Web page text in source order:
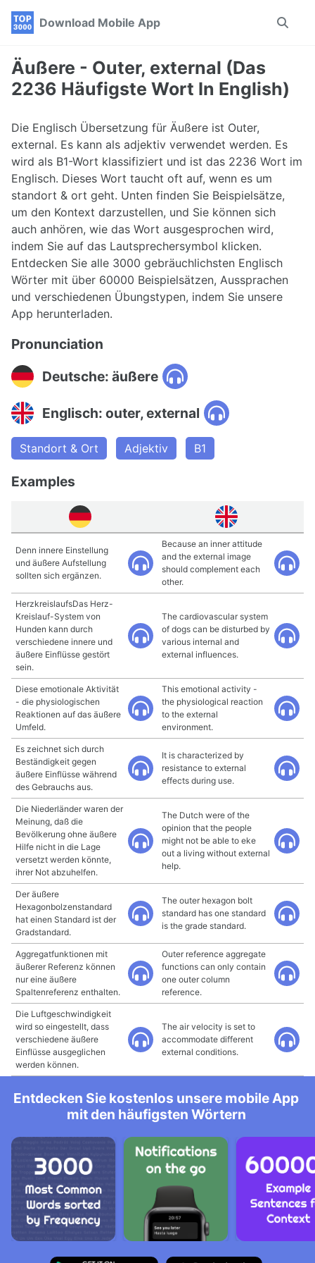
Skip
navigation
Skip
Skip
Download Mobile App
Toggle
Äußere - Outer, external (Das
2236 Häufigste Wort In English)
Die Englisch Übersetzung für Äußere ist Outer,
external. Es kann als adjektiv verwendet werden. Es
wird als B1-Wort klassifiziert und ist das 2236 Wort im
Englisch. Dieses Wort taucht oft auf, wenn es um
standort & ort geht. Unten finden Sie Beispielsätze,
um den Kontext darzustellen, und Sie können sich
auch anhören, wie das Wort ausgesprochen wird,
indem Sie auf das Lautsprechersymbol klicken.
Entdecken Sie alle 3000 gebräuchlichsten Englisch
Wörter mit über 60000 Beispielsätzen, Aussprachen
und verschiedenen Übungstypen, indem Sie unsere
App herunterladen.
Pronunciation
Deutsche: äußere
Englisch: outer, external
Standort & Ort Adjektiv B1
Examples
Denn innere Einstellung
und äußere Aufstellung
sollten sich ergänzen.
Because an inner attitude
and the external image
should complement each
other.
HerzkreislaufsDas Herz-
Kreislauf-System von
Hunden kann durch
verschiedene innere und
äußere Einflüsse gestört
sein.
The cardiovascular system
of dogs can be disturbed by
various internal and
external influences.
Diese emotionale Aktivität
- die physiologischen
Reaktionen auf das äußere
Umfeld.
This emotional activity -
the physiological reaction
to the external
environment.
Es zeichnet sich durch
Beständigkeit gegen
äußere Einflüsse während
des Gebrauchs aus.
It is characterized by
resistance to external
effects during use.
Die Niederländer waren der
Meinung, daß die
Bevölkerung ohne äußere
Hilfe nicht in die Lage
versetzt werden könnte,
ihrer Not abzuhelfen.
The Dutch were of the
opinion that the people
might not be able to eke
out a living without external
help.
Der äußere
Hexagonbolzenstandard
hat einen Standard ist der
Gradstandard.
The outer hexagon bolt
standard has one standard
is the grade standard.
Aggregatfunktionen mit
äußerer Referenz können
nur eine äußere
Spaltenreferenz enthalten.
Outer reference aggregate
functions can only contain
one outer column
reference.
Die Luftgeschwindigkeit
wird so eingestellt, dass
verschiedene äußere
Einflüsse ausgeglichen
werden können.
The air velocity is set to
accommodate different
external conditions.
Entdecken Sie kostenlos unsere mobile App
mit den häufigsten Wörtern